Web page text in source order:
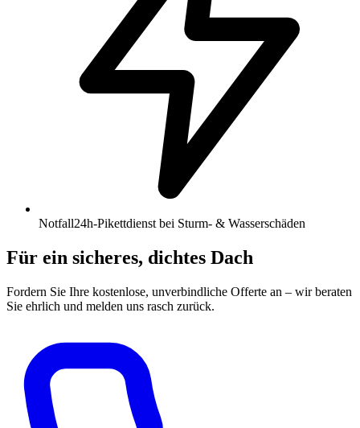
Notfall24h-Pikettdienst bei Sturm- & Wasserschäden
Für ein sicheres, dichtes Dach
Fordern Sie Ihre kostenlose, unverbindliche Offerte an – wir beraten
Sie ehrlich und melden uns rasch zurück.